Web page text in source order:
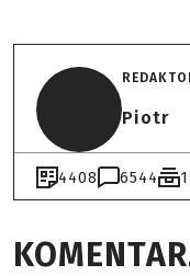
Piotr
4408 6544